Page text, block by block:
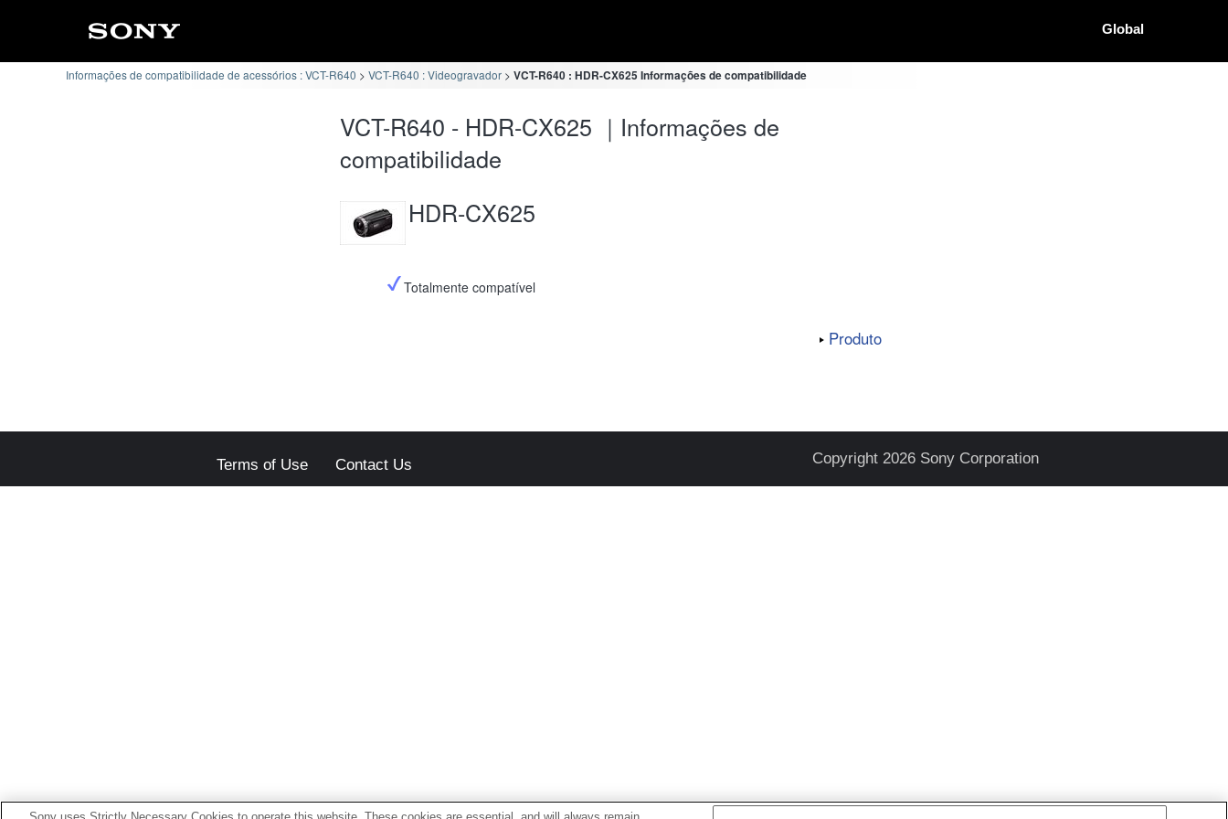
Global
Informações de compatibilidade de acessórios : VCT-R640 VCT-R640 : Videogravador VCT-R640 : HDR-CX625 Informações de compatibilidade
VCT-R640 - HDR-CX625 ｜Informações de
compatibilidade
HDR-CX625
Totalmente compatível
Produto
Terms of Use Contact Us Copyright 2026 Sony Corporation